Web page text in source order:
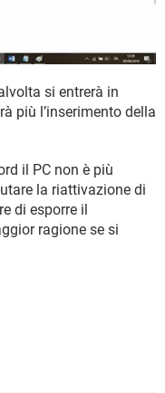
si entrerà in
più l’inserimento della
il PC non è più
la riattivazione di
di esporre il
ragione se si